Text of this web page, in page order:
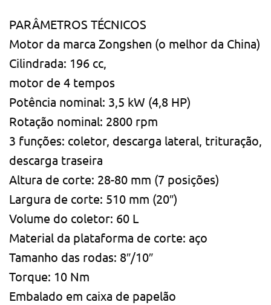
PARÂMETROS TÉCNICOS
Motor da marca Zongshen (o melhor da China)
Cilindrada: 196 cc,
motor de 4 tempos
Potência nominal: 3,5 kW (4,8 HP)
Rotação nominal: 2800 rpm
3 funções: coletor, descarga lateral, trituração,
descarga traseira
Altura de corte: 28-80 mm (7 posições)
Largura de corte: 510 mm (20″)
Volume do coletor: 60 L
Material da plataforma de corte: aço
Tamanho das rodas: 8″/10″
Torque: 10 Nm
Embalado em caixa de papelão